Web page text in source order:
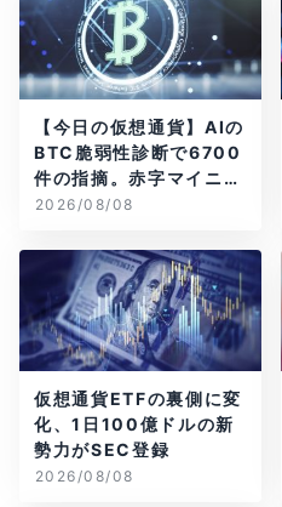
【今日の仮想通貨】AIの
BTC脆弱性診断で6700
件の指摘。赤字マイニン
グ企業はAIに賭ける
2026/08/08
仮想通貨ETFの裏側に変
化、1日100億ドルの新
勢力がSEC登録
2026/08/08